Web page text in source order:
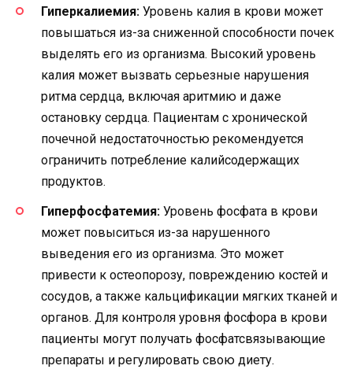
Гиперкалиемия: Уровень калия в крови может
повышаться из-за сниженной способности почек
выделять его из организма. Высокий уровень
калия может вызвать серьезные нарушения
ритма сердца, включая аритмию и даже
остановку сердца. Пациентам с хронической
почечной недостаточностью рекомендуется
ограничить потребление калийсодержащих
продуктов.
Гиперфосфатемия: Уровень фосфата в крови
может повыситься из-за нарушенного
выведения его из организма. Это может
привести к остеопорозу, повреждению костей и
сосудов, а также кальцификации мягких тканей и
органов. Для контроля уровня фосфора в крови
пациенты могут получать фосфатсвязывающие
препараты и регулировать свою диету.